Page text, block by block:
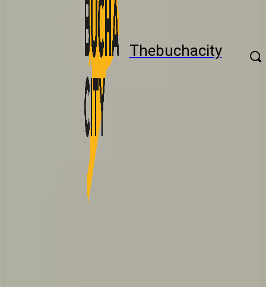
Thebuchacity